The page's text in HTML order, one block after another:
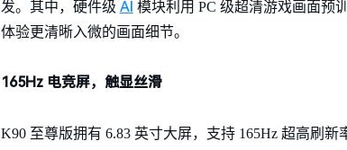
发。其中，硬件级 AI 模块利用 PC 级超清游戏画面预
体验更清晰入微的画面细节。
165Hz 电竞屏，触显丝滑
K90 至尊版拥有 6.83 英寸大屏，支持 165Hz 超高刷